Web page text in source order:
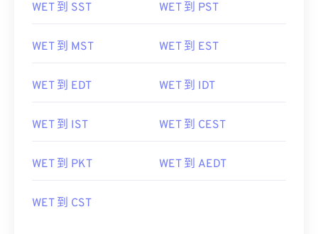
WET 到 SST WET 到 PST
WET 到 MST WET 到 EST
WET 到 EDT WET 到 IDT
WET 到 IST WET 到 CEST
WET 到 PKT WET 到 AEDT
WET 到 CST